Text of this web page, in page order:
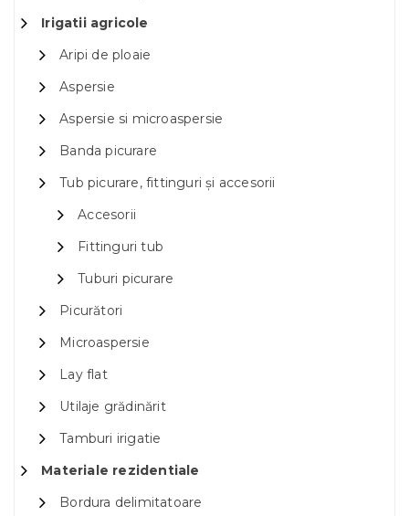
Irigatii agricole
Aripi de ploaie
Aspersie
Aspersie si microaspersie
Banda picurare
Tub picurare, fittinguri și accesorii
Accesorii
Fittinguri tub
Tuburi picurare
Picurători
Microaspersie
Lay flat
Utilaje grădinărit
Tamburi irigatie
Materiale rezidentiale
Bordura delimitatoare